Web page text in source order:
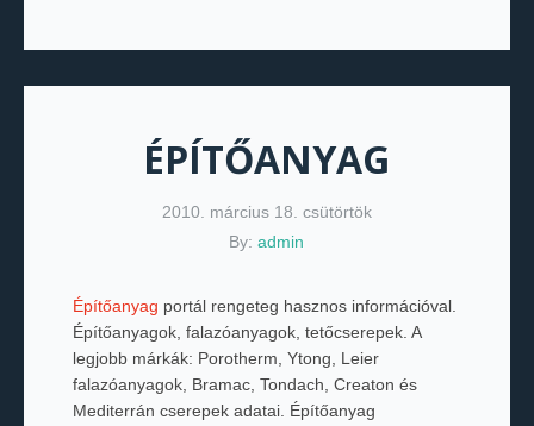
ÉPÍTŐANYAG
2010. március 18. csütörtök
By:admin
Építőanyag portál rengeteg hasznos információval.
Építőanyagok, falazóanyagok, tetőcserepek. A
legjobb márkák: Porotherm, Ytong, Leier
falazóanyagok, Bramac, Tondach, Creaton és
Mediterrán cserepek adatai. Építőanyag